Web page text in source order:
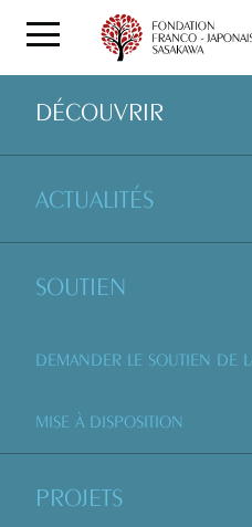
DÉCOUVRIR
ACTUALITÉS
SOUTIEN
DEMANDER LE SOUTIEN DE
MISE À DISPOSITION
PROJETS